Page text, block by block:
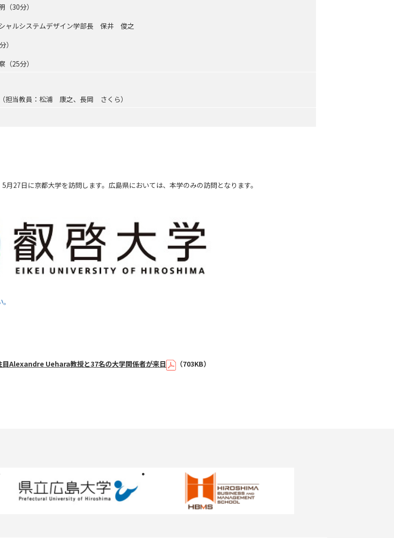
30分）
ャルシステムデザイン学部長 保井 俊之
）
25分）
担当教員：松浦 康之、長岡 さくら）
27日に京都大学を訪問します。広島県においては、本学のみの訪問となります。
目Alexandre Uehara教授と37名の大学関係者が来日 （703KB）